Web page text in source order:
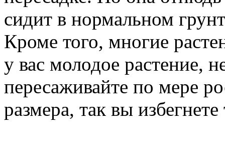
сидит в нормальном
Кроме того, многие
у вас молодое растение,
пересаживайте по мере
размера, так вы